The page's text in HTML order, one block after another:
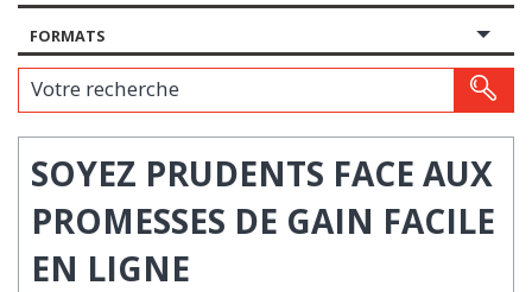
FORMATS
Votre recherche
SOYEZ PRUDENTS FACE AUX
PROMESSES DE GAIN FACILE
EN LIGNE